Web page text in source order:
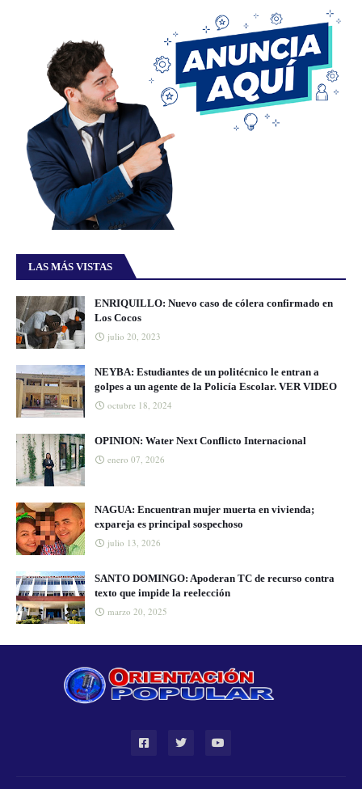
LAS MÁS VISTAS
ENRIQUILLO: Nuevo caso de cólera confirmado en
Los Cocos
julio 20, 2023
NEYBA: Estudiantes de un politécnico le entran a
golpes a un agente de la Policía Escolar. VER VIDEO
octubre 18, 2024
OPINION: Water Next Conflicto Internacional
enero 07, 2026
NAGUA: Encuentran mujer muerta en vivienda;
expareja es principal sospechoso
julio 13, 2026
SANTO DOMINGO: Apoderan TC de recurso contra
texto que impide la reelección
marzo 20, 2025